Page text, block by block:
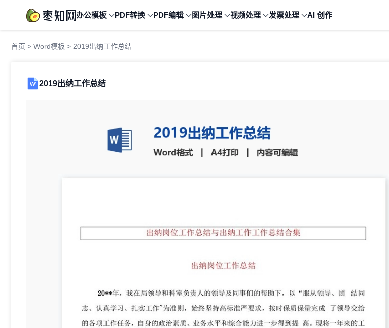
办公模板 PDF转换 PDF编辑 图片处理 视频处理 发票处理 AI 创作
首页 > Word模板 > 2019出纳工作总结
2019出纳工作总结